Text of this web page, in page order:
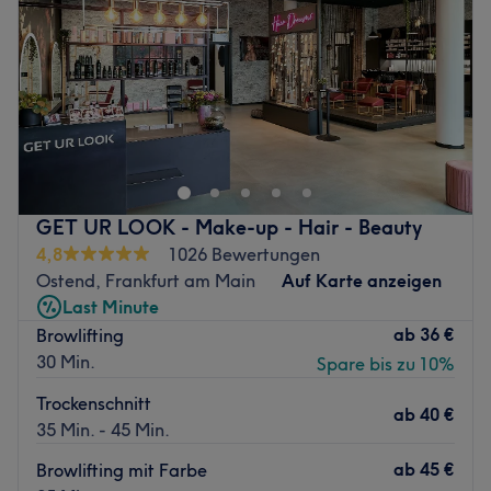
Samstag
10:00–18:00
Sonntag
Geschlossen
Bist du gelangweilt von deinen Haaren und brauchst eine
Veränderung? Dann ist der Salon Frankfurt, Ostend,
wird für dich ein neuer Schnitt oder die passende Farbe
gefunden. Am besten kommst du einfach mal vorbei und
erfreust dich selbst an der außerordentlich schönen
Einrichtung und den Services, die keine Wünsche offen
lassen. Lerne das herzliche Team kennen und fühl dich
dank der herzlichen Atmosphäre wohl und wie zu Hause.
Nächste öffentliche Verkehrsmittel:
vom Studio entfernt.
GET UR LOOK - Make-up - Hair - Beauty
4,8
1026 Bewertungen
Ostend, Frankfurt am Main
Auf Karte anzeigen
Last Minute
Browlifting
30 Min.
ab 36 €
Spare bis zu 10%
Trockenschnitt
35 Min. - 45 Min.
ab 40 €
Browlifting mit Farbe
ab 45 €